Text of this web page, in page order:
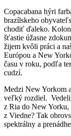
Copacabana hýri
brazílskeho
chodiť ďaleko.
šťastie úžasne
žijem kvôli práci a
Európou a New
času v roku, podľa
cudzí.
Medzi New Yorkom
veľký rozdiel. Vedeli
z Ria do New Yorku,
z Viedne? Tak
spektrálny a